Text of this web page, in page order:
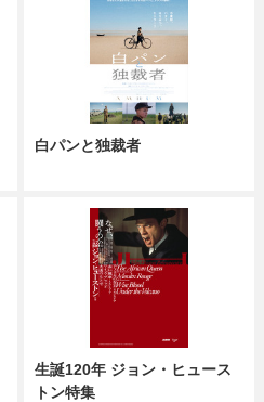
白パンと独裁者
生誕120年 ジョン・ヒュース
トン特集